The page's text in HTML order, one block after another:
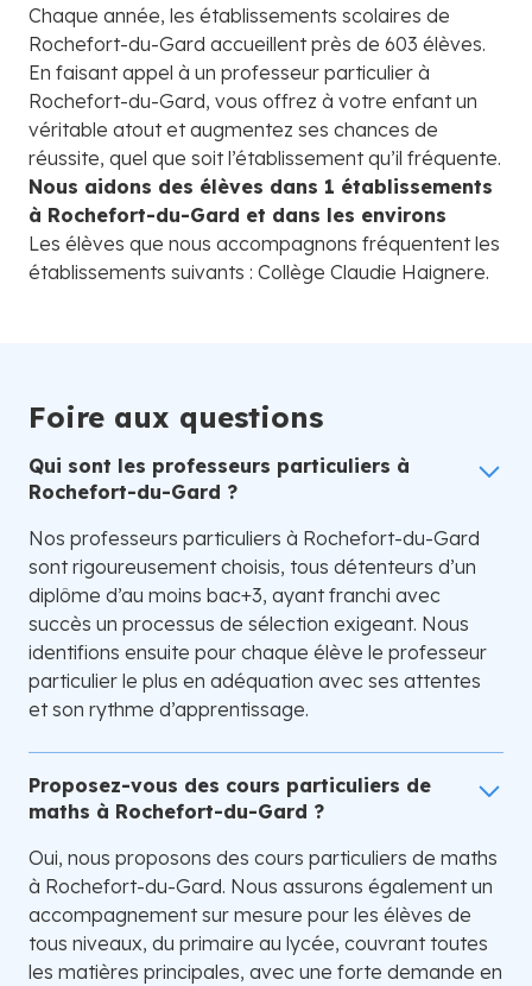
Chaque année, les établissements scolaires de
Rochefort-du-Gard accueillent près de 603 élèves.
En faisant appel à un professeur particulier à
Rochefort-du-Gard, vous offrez à votre enfant un
véritable atout et augmentez ses chances de
réussite, quel que soit l’établissement qu’il fréquente.
Nous aidons des élèves dans 1 établissements
à Rochefort-du-Gard et dans les environs
Les élèves que nous accompagnons fréquentent les
établissements suivants : Collège Claudie Haignere.
Foire aux questions
Qui sont les professeurs particuliers à
Rochefort-du-Gard ?
Nos professeurs particuliers à Rochefort-du-Gard
sont rigoureusement choisis, tous détenteurs d’un
diplôme d’au moins bac+3, ayant franchi avec
succès un processus de sélection exigeant. Nous
identifions ensuite pour chaque élève le professeur
particulier le plus en adéquation avec ses attentes
et son rythme d’apprentissage.
Proposez-vous des cours particuliers de
maths à Rochefort-du-Gard ?
Oui, nous proposons des cours particuliers de maths
à Rochefort-du-Gard. Nous assurons également un
accompagnement sur mesure pour les élèves de
tous niveaux, du primaire au lycée, couvrant toutes
les matières principales, avec une forte demande en